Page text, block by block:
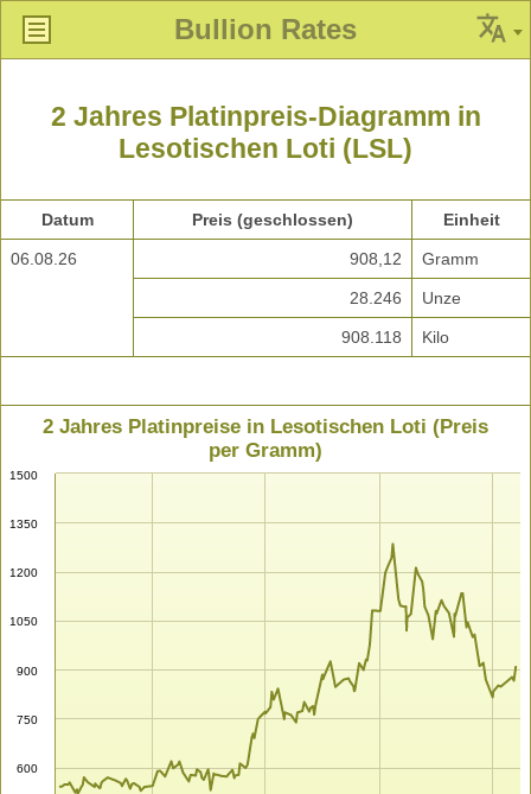
Bullion Rates
2 Jahres Platinpreis-Diagramm in
Lesotischen Loti (LSL)
Datum Preis (geschlossen) Einheit
06.08.26 908,12 Gramm
28.246 Unze
908.118 Kilo
2 Jahres Platinpreise in Lesotischen Loti (Preis
per Gramm)
600
750
900
1050
1200
1350
1500